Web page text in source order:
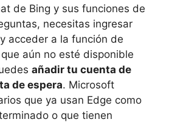
de Bing y sus funciones de
necesitas ingresar
y acceder a la función de
aún no esté disponible
añadir tu cuenta de
de espera. Microsoft
que ya usan Edge como
o que tienen